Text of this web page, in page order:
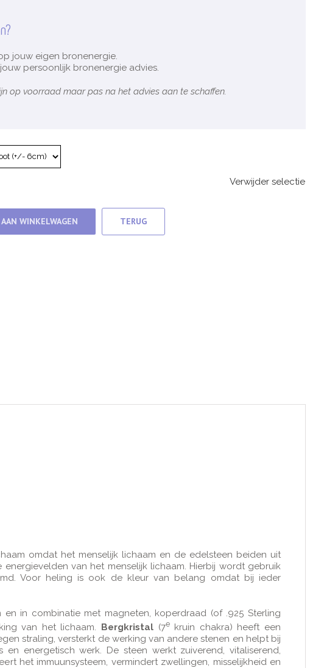
jouw eigen bronenergie.
jouw persoonlijk bronenergie advies.
op voorraad maar pas na het advies aan te schaffen.
Verwijder selectie
WINKELWAGEN TERUG
omdat het menselijk lichaam en de edelsteen beiden uit
van het menselijk lichaam. Hierbij wordt gebruik
Voor heling is ook de kleur van belang omdat bij ieder
in combinatie met magneten, koperdraad (of .925 Sterling
van het lichaam. Bergkristal(7ekruin chakra) heeft een
straling, versterkt de werking van andere stenen en helpt bij
energetisch werk. De steen werkt zuiverend, vitaliserend,
het immuunsysteem, vermindert zwellingen, misselijkheid en